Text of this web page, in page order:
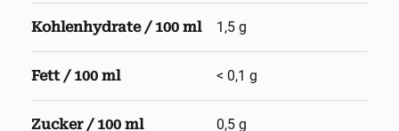
Kohlenhydrate / 100 ml 1,5 g
Fett / 100 ml < 0,1 g
Zucker / 100 ml 0,5 g